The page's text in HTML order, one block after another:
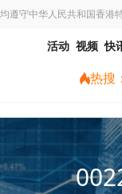
守中华人民共和国香港
活动 视频 快
热搜：